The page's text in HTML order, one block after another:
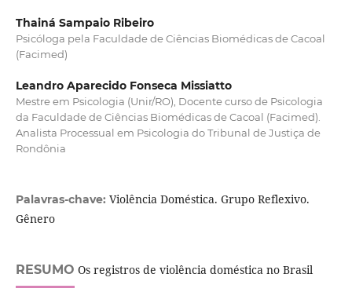
Thainá Sampaio Ribeiro
Psicóloga pela Faculdade de Ciências Biomédicas de Cacoal
(Facimed)
Leandro Aparecido Fonseca Missiatto
Mestre em Psicologia (Unir/RO), Docente curso de Psicologia
da Faculdade de Ciências Biomédicas de Cacoal (Facimed).
Analista Processual em Psicologia do Tribunal de Justiça de
Rondônia
Palavras-chave: Violência Doméstica. Grupo Reflexivo.
Gênero
RESUMO Os registros de violência doméstica no Brasil